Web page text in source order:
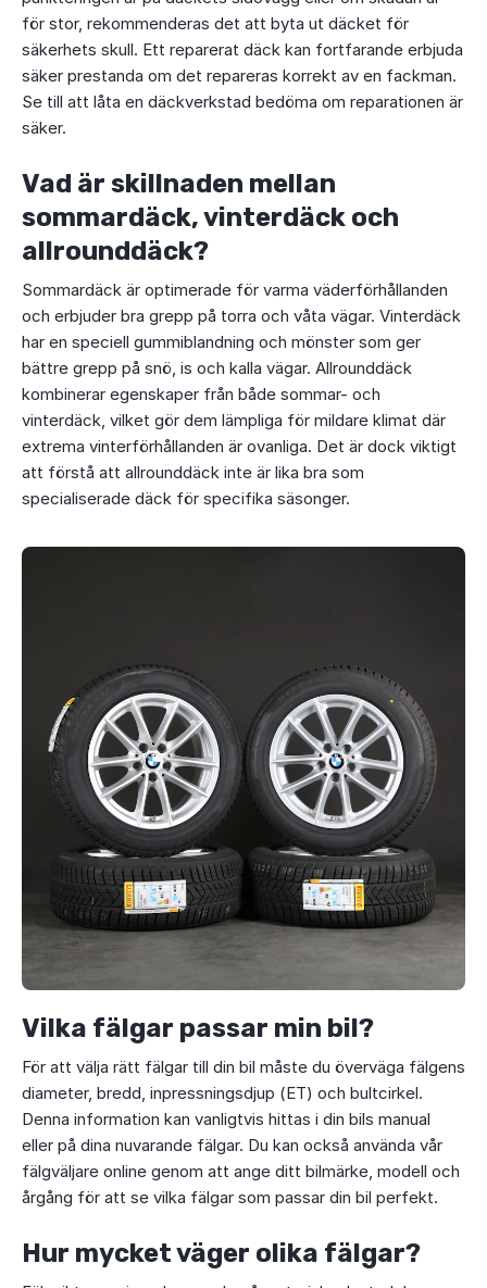
för stor, rekommenderas det att byta ut däcket för
säkerhets skull. Ett reparerat däck kan fortfarande erbjuda
säker prestanda om det repareras korrekt av en fackman.
Se till att låta en däckverkstad bedöma om reparationen är
säker.
Vad är skillnaden mellan
sommardäck, vinterdäck och
allrounddäck?
Sommardäck är optimerade för varma väderförhållanden
och erbjuder bra grepp på torra och våta vägar. Vinterdäck
har en speciell gummiblandning och mönster som ger
bättre grepp på snö, is och kalla vägar. Allrounddäck
kombinerar egenskaper från både sommar- och
vinterdäck, vilket gör dem lämpliga för mildare klimat där
extrema vinterförhållanden är ovanliga. Det är dock viktigt
att förstå att allrounddäck inte är lika bra som
specialiserade däck för specifika säsonger.
Vilka fälgar passar min bil?
För att välja rätt fälgar till din bil måste du överväga fälgens
diameter, bredd, inpressningsdjup (ET) och bultcirkel.
Denna information kan vanligtvis hittas i din bils manual
eller på dina nuvarande fälgar. Du kan också använda vår
fälgväljare online genom att ange ditt bilmärke, modell och
årgång för att se vilka fälgar som passar din bil perfekt.
Hur mycket väger olika fälgar?